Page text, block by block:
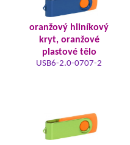
oranžový hliníkový
kryt, oranžové
plastové tělo
USB6-2.0-0707-2